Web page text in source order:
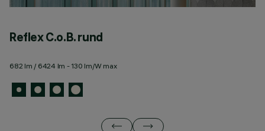
Reflex C.o.B. rund
682 lm / 6424 lm - 130 lm/W max